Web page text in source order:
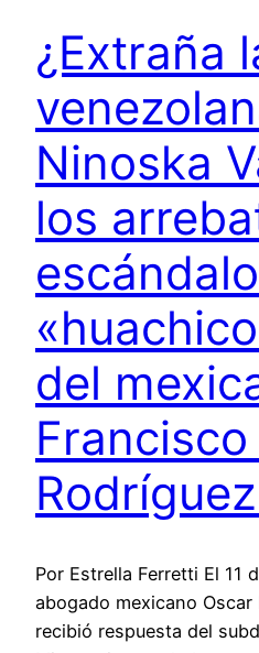
¿Extraña
Ninoska
los
del
Por Estrella Ferretti El 11
abogado mexicano Oscar
recibió respuesta del